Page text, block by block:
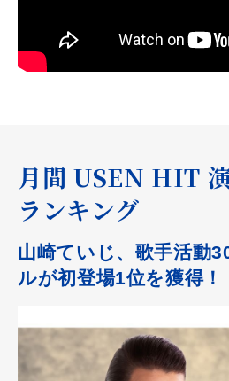
月間 USEN HIT
ランキング
山崎ていじ、歌手活動
ルが初登場1位を獲得！